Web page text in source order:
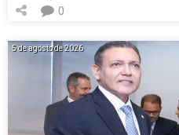
0
5 de agosto de 2026